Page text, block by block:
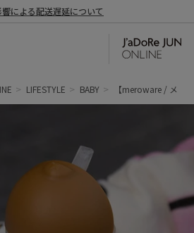
による配送遅延について
LIFESTYLE BABY 【meroware / メロ